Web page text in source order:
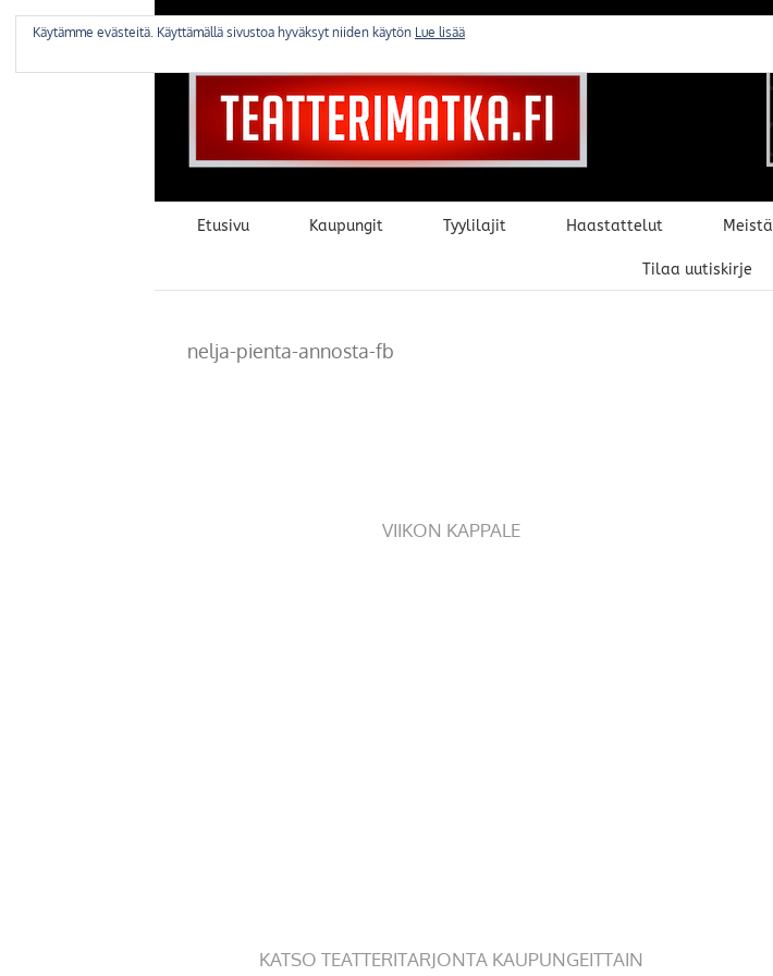
Etusivu Kaupungit Tyylilajit Haastattelut Meistä
Tilaa uutiskirje
nelja-pienta-annosta-fb
VIIKON KAPPALE
KATSO TEATTERITARJONTA KAUPUNGEITTAIN
Käytämme evästeitä. Käyttämällä sivustoa hyväksyt niiden käytön Lue lisää